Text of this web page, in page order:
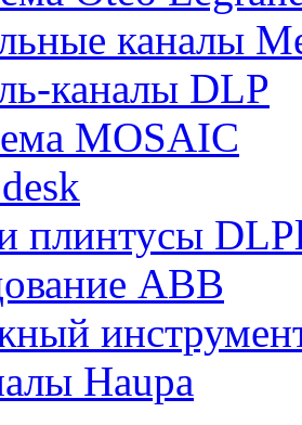
каналы
каналы DLP
MOSAIC
плинтусы
ABB
Haupa